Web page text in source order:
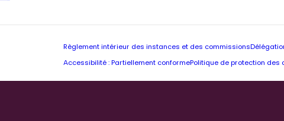
Règlement intérieur des instances et des commissions
Accessibilité : Partiellement conformePolitique de protection des